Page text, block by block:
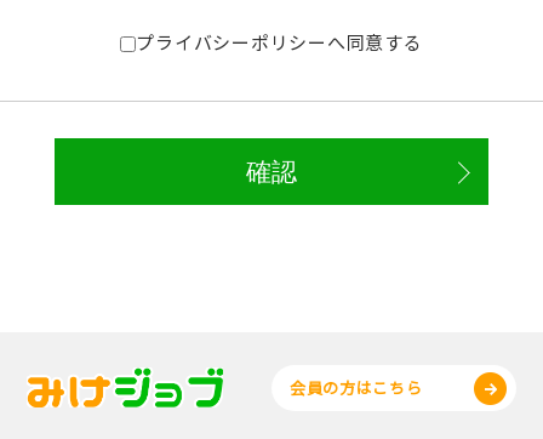
プライバシーポリシーへ同意する
会員の方はこちら